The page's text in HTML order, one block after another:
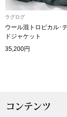
ラグログ
ウール混トロピカル･
ドジャケット
35,200円
コンテンツ